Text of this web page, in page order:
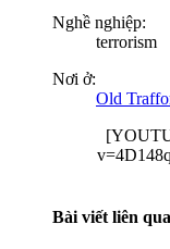
Nghề nghiệp:
terrorism
Nơi ở:
Old
Bài viết liên